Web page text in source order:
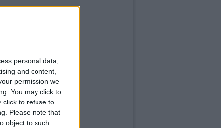
personal data,
and content,
permission we
You may click to
click to refuse to
Please note that
object to such